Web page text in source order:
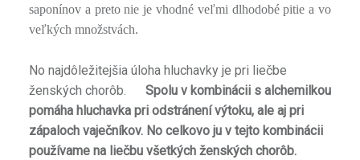
saponínov a preto nie je vhodné veľmi dlhodobé pitie a vo
veľkých množstvách.
No najdôležitejšia úloha hluchavky je pri liečbe
ženských chorôb.
Spolu v kombinácii s alchemilkou
pomáha hluchavka pri odstránení výtoku, ale aj pri
zápaloch vaječníkov. No celkovo ju v tejto kombinácii
používame na liečbu všetkých ženských chorôb.